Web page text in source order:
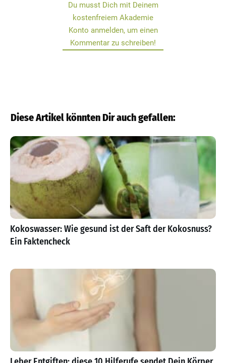
Du musst Dich mit Deinem
kostenfreiem Akademie
Konto anmelden, um einen
Kommentar zu schreiben!
Diese Artikel könnten Dir auch gefallen:
Kokoswasser: Wie gesund ist der Saft der Kokosnuss?
Ein Faktencheck